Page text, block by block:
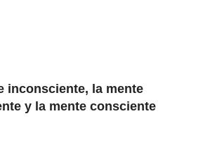
inconsciente, la mente
y la mente consciente